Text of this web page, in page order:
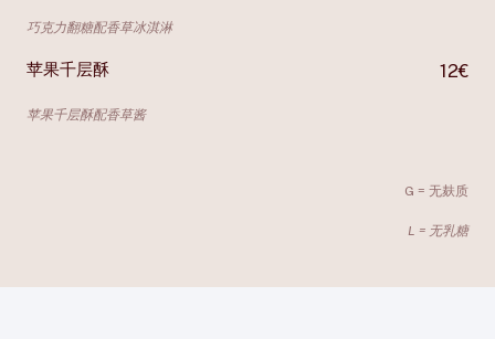
巧克力翻糖配香草冰淇淋
苹果千层酥
苹果千层酥配香草酱
12€
G = 无麸质
L = 无乳糖